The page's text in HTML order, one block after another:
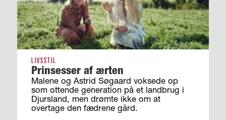
LIVSSTIL
Prinsesser af ærten
Malene og Astrid Søgaard voksede op
som ottende generation på et landbrug i
Djursland, men drømte ikke om at
overtage den fædrene gård.